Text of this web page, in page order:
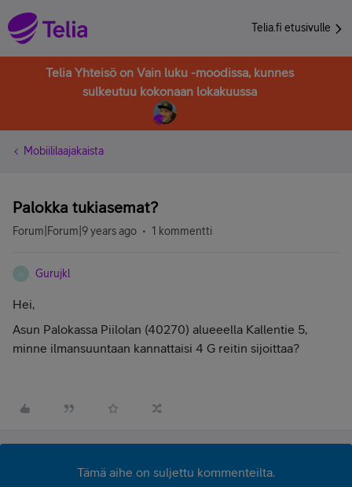
Telia.fi etusivulle
Telia Yhteisö on Vain luku -moodissa, kunnes
sulkeutuu kokonaan lokakuussa
Mobiililaajakaista
Palokka tukiasemat?
Forum|Forum|9 years ago 1 kommentti
Gurujkl
Hei,
Asun Palokassa Piilolan (40270) alueeella Kallentie 5,
minne ilmansuuntaan kannattaisi 4 G reitin sijoittaa?
Tämä aihe on suljettu kommenteilta.